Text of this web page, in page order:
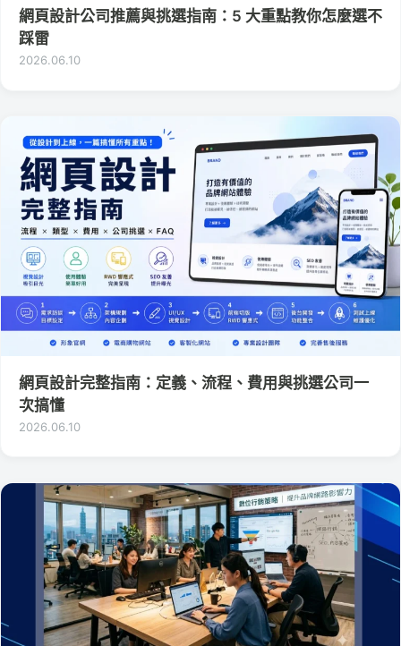
網頁設計公司推薦與挑選指南：5 大重點教你怎麼選不
踩雷
2026.06.10
網頁設計完整指南：定義、流程、費用與挑選公司一
次搞懂
2026.06.10